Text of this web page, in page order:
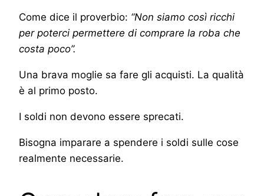
Come dice il proverbio: “Non siamo così ricchi
per poterci permettere di comprare la roba che
costa poco”.
Una brava moglie sa fare gli acquisti. La qualità
è al primo posto.
I soldi non devono essere sprecati.
Bisogna imparare a spendere i soldi sulle cose
realmente necessarie.